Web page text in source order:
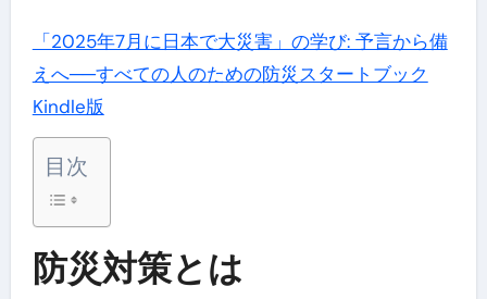
「2025年7月に日本で大災害」の学び: 予言から備
えへ──すべての人のための防災スタートブック
Kindle版
目次
防災対策とは